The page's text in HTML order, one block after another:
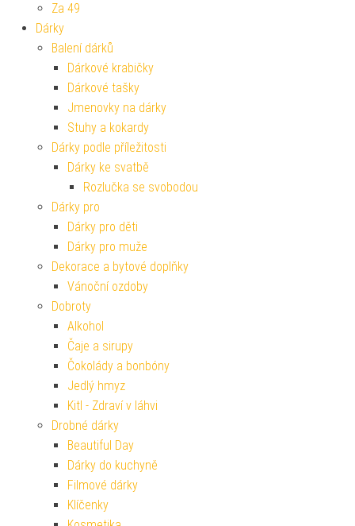
Za 49
Dárky
Balení dárků
Dárkové krabičky
Dárkové tašky
Jmenovky na dárky
Stuhy a kokardy
Dárky podle příležitosti
Dárky ke svatbě
Rozlučka se svobodou
Dárky pro
Dárky pro děti
Dárky pro muže
Dekorace a bytové doplňky
Vánoční ozdoby
Dobroty
Alkohol
Čaje a sirupy
Čokolády a bonbóny
Jedlý hmyz
Kitl - Zdraví v láhvi
Drobné dárky
Beautiful Day
Dárky do kuchyně
Filmové dárky
Klíčenky